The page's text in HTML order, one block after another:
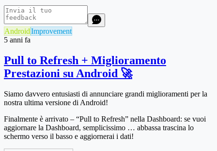
AndroidImprovement
5 anni fa
Pull to Refresh + Miglioramento
Prestazioni su Android 🚀
Siamo davvero entusiasti di annunciare grandi miglioramenti per la
nostra ultima versione di Android!
Finalmente è arrivato – “Pull to Refresh” nella Dashboard: se vuoi
aggiornare la Dashboard, semplicissimo … abbassa trascina lo
schermo verso il basso e aggiornerai i dati!